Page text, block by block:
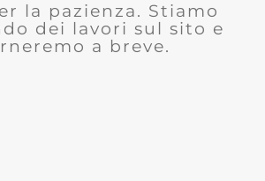
la pazienza. Stiamo
dei lavori sul sito e
a breve.